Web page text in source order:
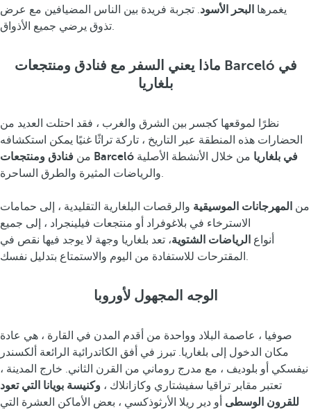
يغمرها البحر الأسود. تجربة فريدة بين الناس المضيافين مع عرض
تذوق يرضي جميع الأذواق.
ماذا يعني السفر مع فنادق ومنتجعات Barceló في
بلغاريا
نظرًا لموقعها كجسر بين الشرق والغرب ، فقد احتلت العديد من
الحضارات هذه المنطقة عبر التاريخ ، تاركة تراثًا غنيًا يمكن استكشافه
من
فنادق ومنتجعات Barceló في بلغاريا من خلال الأنشطة الأصلية
والرياضات المثيرة والطرق الساحرة.
من المهرجانات الموسيقية والرقصات البلغارية التقليدية ، إلى حمامات
الاسترخاء في بلاغوفراد أو منتجعات فيلينجراد ، إلى جميع
أنواع الرياضات الشتوية، تعد بلغاريا وجهة لا يوجد فيها نقص في
المقترحات للاستفادة من اليوم والاستمتاع بتدليل نفسك.
الوجه المجهول لأوروبا
صوفيا ، عاصمة البلاد وواحدة من أقدم المدن في القارة ، هي عادة
مكان الدخول إلى بلغاريا. تبرز في أفق الكاتدرائية الرائعة ألكسندر
نيفسكي أو بلوديف ، مع مدرج روماني من القرن الثاني. خارج المدينة ،
تعتبر مقابر تراقيا سفيشتاري وكازانلاك ، وكنيسة بويانا التي تعود
للقرون الوسطى أو دير ريلا الأرثوذكسي ، بعض الأماكن العشرة التي